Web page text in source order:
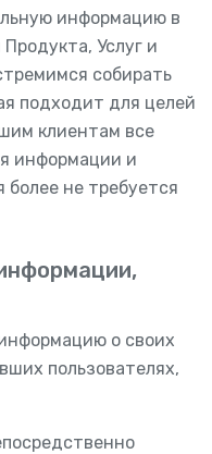
информацию в
Услуг и
собирать
подходит для целей
клиентам все
информации и
не требуется
о своих
пользователях,